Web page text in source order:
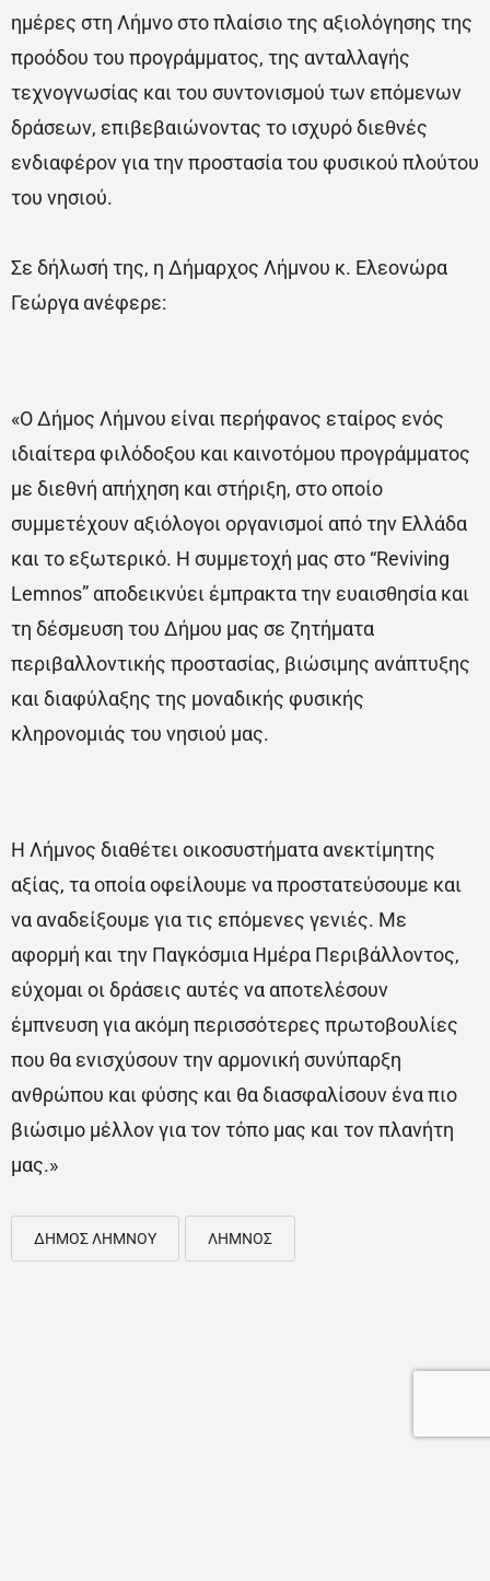
ημέρες στη Λήμνο στο πλαίσιο της αξιολόγησης της
προόδου του προγράμματος, της ανταλλαγής
τεχνογνωσίας και του συντονισμού των επόμενων
δράσεων, επιβεβαιώνοντας το ισχυρό διεθνές
ενδιαφέρον για την προστασία του φυσικού πλούτου
του νησιού.
Σε δήλωσή της, η Δήμαρχος Λήμνου κ. Ελεονώρα
Γεώργα ανέφερε:
«Ο Δήμος Λήμνου είναι περήφανος εταίρος ενός
ιδιαίτερα φιλόδοξου και καινοτόμου προγράμματος
με διεθνή απήχηση και στήριξη, στο οποίο
συμμετέχουν αξιόλογοι οργανισμοί από την Ελλάδα
και το εξωτερικό. Η συμμετοχή μας στο “Reviving
Lemnos” αποδεικνύει έμπρακτα την ευαισθησία και
τη δέσμευση του Δήμου μας σε ζητήματα
περιβαλλοντικής προστασίας, βιώσιμης ανάπτυξης
και διαφύλαξης της μοναδικής φυσικής
κληρονομιάς του νησιού μας.
Η Λήμνος διαθέτει οικοσυστήματα ανεκτίμητης
αξίας, τα οποία οφείλουμε να προστατεύσουμε και
να αναδείξουμε για τις επόμενες γενιές. Με
αφορμή και την Παγκόσμια Ημέρα Περιβάλλοντος,
εύχομαι οι δράσεις αυτές να αποτελέσουν
έμπνευση για ακόμη περισσότερες πρωτοβουλίες
που θα ενισχύσουν την αρμονική συνύπαρξη
ανθρώπου και φύσης και θα διασφαλίσουν ένα πιο
βιώσιμο μέλλον για τον τόπο μας και τον πλανήτη
μας.»
ΔΗΜΟΣ ΛΗΜΝΟΥ ΛΗΜΝΟΣ